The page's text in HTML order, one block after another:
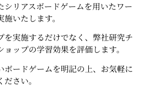
シリアスボードゲームを用いたワー
いたします。
を実施するだけでなく、弊社研究チ
ップの学習効果を評価します。
ボードゲームを明記の上、お気軽に
さい。